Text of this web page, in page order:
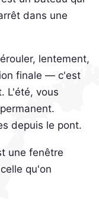
dans une
lentement,
finale — c'est
L'été, vous
depuis le pont.
une fenêtre
qu'on